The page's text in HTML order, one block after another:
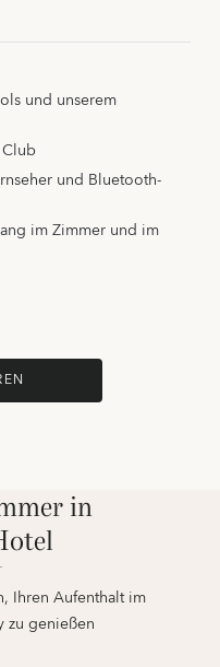
und unserem
und Bluetooth-
im Zimmer und im
in
Ihren Aufenthalt im
zu genießen